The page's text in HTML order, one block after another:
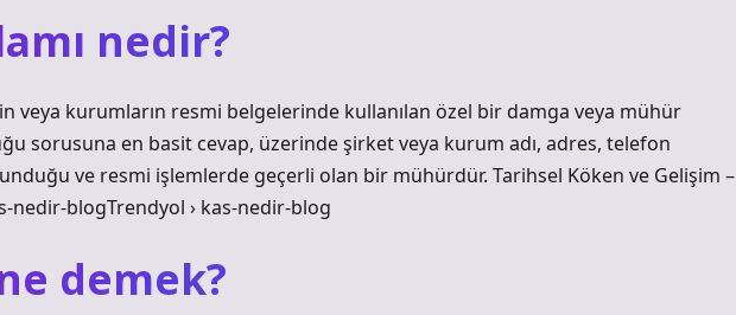
nedir?
veya kurumların resmi belgelerinde kullanılan özel bir damga veya mühür
sorusuna en basit cevap, üzerinde şirket veya kurum adı, adres, telefon
ve resmi işlemlerde geçerli olan bir mühürdür. Tarihsel Köken ve Gelişim –
nedir-blogTrendyol › kas-nedir-blog
demek?